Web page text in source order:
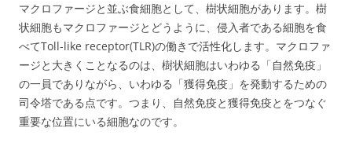
マクロファージと並ぶ食細胞として、樹状細胞があります。樹
状細胞もマクロファージとどうように、侵入者である細胞を食
べてToll-like receptor(TLR)の働きで活性化します。マクロファ
ージと大きくことなるのは、樹状細胞はいわゆる「自然免疫」
の一員でありながら、いわゆる「獲得免疫」を発動するための
司令塔である点です。つまり、自然免疫と獲得免疫とをつなぐ
重要な位置にいる細胞なのです。